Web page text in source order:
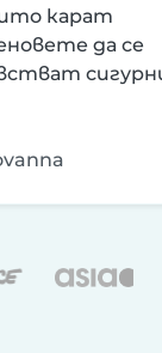
карат
да се